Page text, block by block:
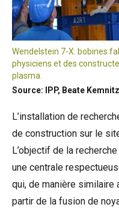
Wendelstein 7-X: bobines
physiciens et des
plasma.
Source: IPP, Beate Kemnitz
L’installation de
de construction sur le
L’objectif de la
une centrale
qui, de manière similaire
partir de la fusion de